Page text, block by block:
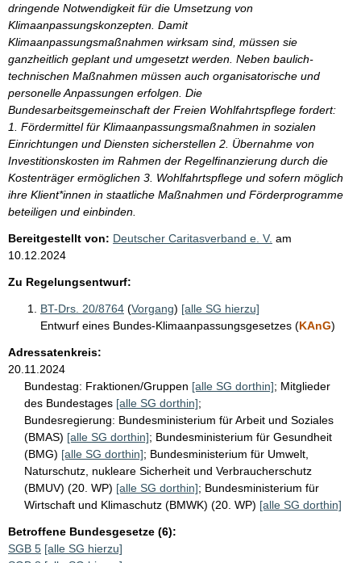
dringende Notwendigkeit für die Umsetzung von
Klimaanpassungskonzepten. Damit
Klimaanpassungsmaßnahmen wirksam sind, müssen sie
ganzheitlich geplant und umgesetzt werden. Neben baulich-
technischen Maßnahmen müssen auch organisatorische und
personelle Anpassungen erfolgen. Die
Bundesarbeitsgemeinschaft der Freien Wohlfahrtspflege fordert:
1. Fördermittel für Klimaanpassungsmaßnahmen in sozialen
Einrichtungen und Diensten sicherstellen 2. Übernahme von
Investitionskosten im Rahmen der Regelfinanzierung durch die
Kostenträger ermöglichen 3. Wohlfahrtspflege und sofern möglich
ihre Klient*innen in staatliche Maßnahmen und Förderprogramme
beteiligen und einbinden.
Bereitgestellt von: Deutscher Caritasverband e. V. am
10.12.2024
Zu Regelungsentwurf:
BT-Drs. 20/8764 (Vorgang) [alle SG hierzu]
Entwurf eines Bundes-Klimaanpassungsgesetzes (KAnG)
Adressatenkreis:
20.11.2024
Bundestag: Fraktionen/Gruppen [alle SG dorthin]; Mitglieder
des Bundestages [alle SG dorthin];
Bundesregierung: Bundesministerium für Arbeit und Soziales
(BMAS) [alle SG dorthin]; Bundesministerium für Gesundheit
(BMG) [alle SG dorthin]; Bundesministerium für Umwelt,
Naturschutz, nukleare Sicherheit und Verbraucherschutz
(BMUV) (20. WP) [alle SG dorthin]; Bundesministerium für
Wirtschaft und Klimaschutz (BMWK) (20. WP) [alle SG dorthin]
Betroffene Bundesgesetze (6):
SGB 5 [alle SG hierzu]